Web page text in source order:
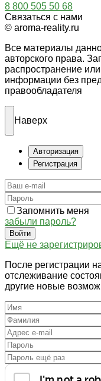
8 800 505 50 68
Связаться с нами
© aroma-reality.ru
Все материалы
авторского права.
распространение
информации без
правообладателя
Наверх
Авторизация
Регистрация
Запомнить меня
забыли пароль?
Войти
Ещё не
После регистрации
отслеживание
другие новые